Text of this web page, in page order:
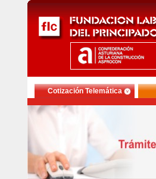
Cotización Telemática